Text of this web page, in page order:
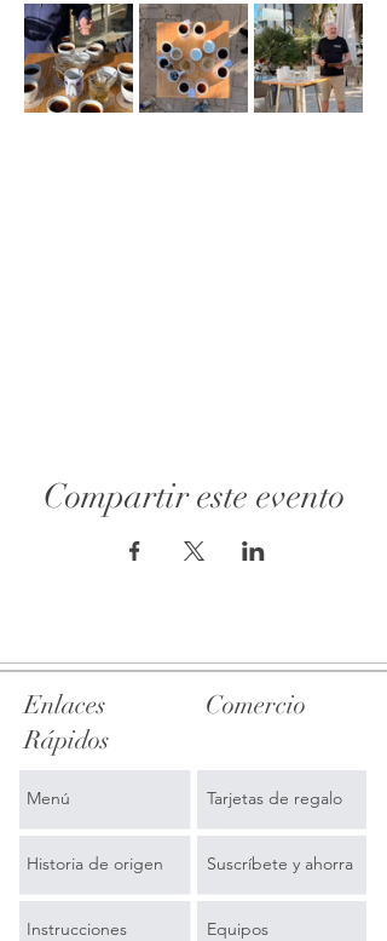
Compartir este evento
Enlaces
Rápidos
Comercio
Menú
Historia de origen
Instrucciones
Tarjetas de regalo
Suscríbete y ahorra
Equipos